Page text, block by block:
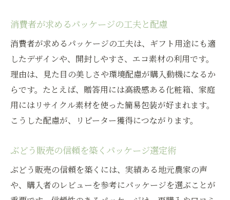
消費者が求めるパッケージの工夫と配慮
消費者が求めるパッケージの工夫は、ギフト用途にも適
したデザインや、開封しやすさ、エコ素材の利用です。
理由は、見た目の美しさや環境配慮が購入動機になるか
らです。たとえば、贈答用には高級感ある化粧箱、家庭
用にはリサイクル素材を使った簡易包装が好まれます。
こうした配慮が、リピーター獲得につながります。
ぶどう販売の信頼を築くパッケージ選定術
ぶどう販売の信頼を築くには、実績ある地元農家の声
や、購入者のレビューを参考にパッケージを選ぶことが